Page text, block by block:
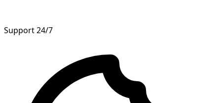
Support 24/7